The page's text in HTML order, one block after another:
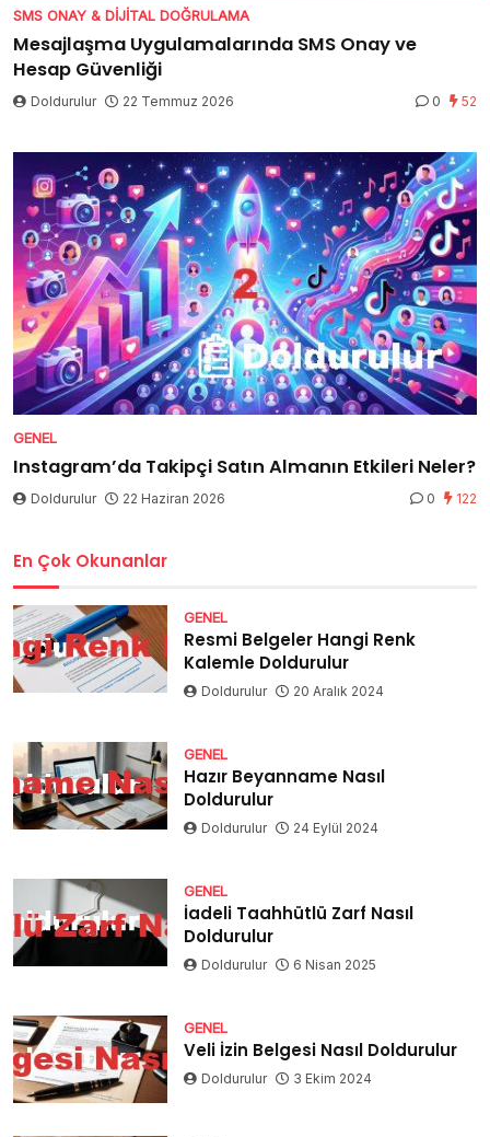
SMS ONAY & DIJITAL DOĞRULAMA
Mesajlaşma Uygulamalarında SMS Onay ve
Hesap Güvenliği
Doldurulur 22 Temmuz 2026 0 52
GENEL
Instagram’da Takipçi Satın Almanın Etkileri Neler?
Doldurulur 22 Haziran 2026 0 122
En Çok Okunanlar
GENEL
Resmi Belgeler Hangi Renk
Kalemle Doldurulur
Doldurulur 20 Aralık 2024
GENEL
Hazır Beyanname Nasıl
Doldurulur
Doldurulur 24 Eylül 2024
GENEL
İadeli Taahhütlü Zarf Nasıl
Doldurulur
Doldurulur 6 Nisan 2025
GENEL
Veli İzin Belgesi Nasıl Doldurulur
Doldurulur 3 Ekim 2024